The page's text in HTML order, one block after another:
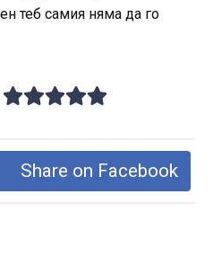
теб самия няма да го
Share on Facebook